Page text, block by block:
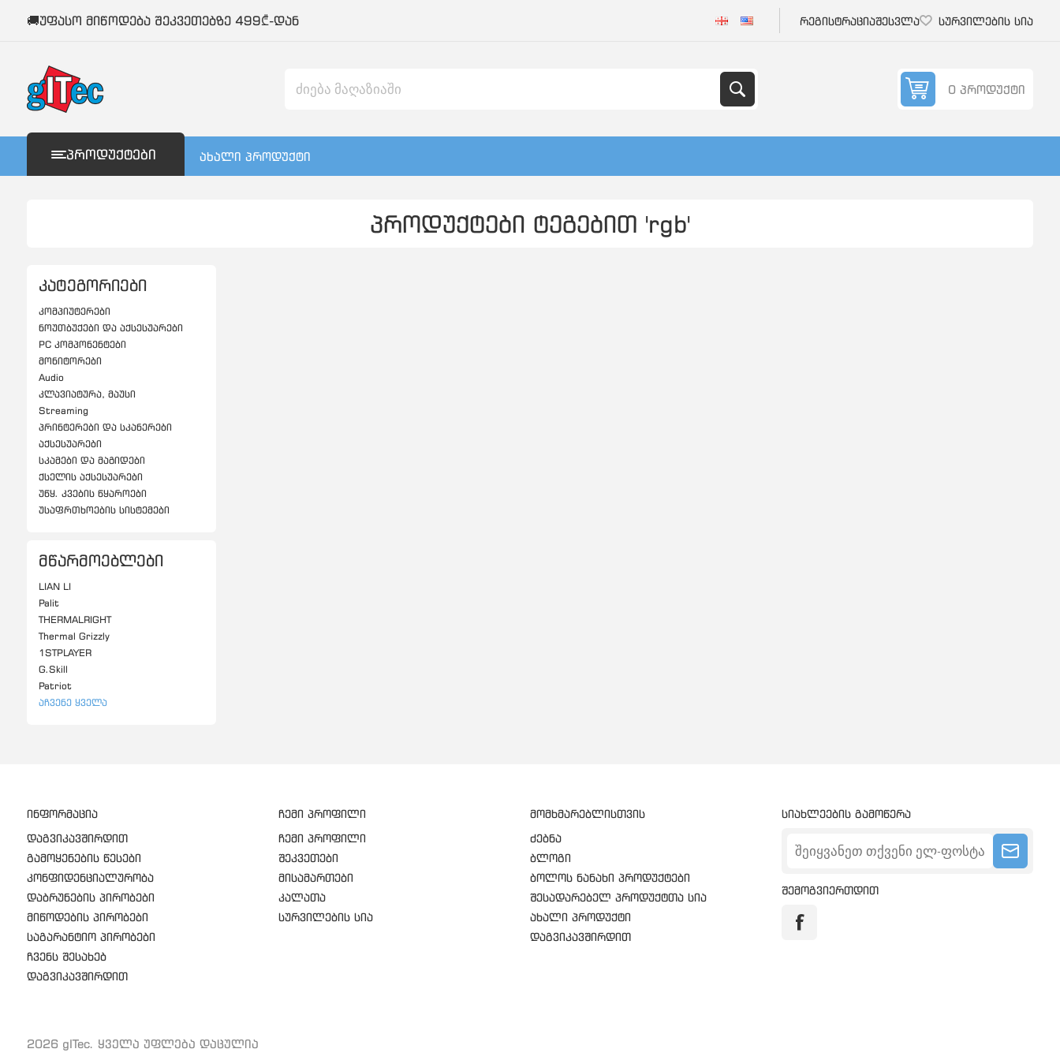
🚚უფასო მიწოდება შეკვეთებზე 499₾-დან რეგისტრაციაშესვლა სურვილების სია
0 პროდუქტი
ᲞᲠᲝᲓᲣᲥᲢᲔᲑᲘ ახალი პროდუქტი
კატეგორიები
კომპიუტერები
ნოუთბუქები და აქსესუარები
PC კომპონენტები
მონიტორები
Audio
კლავიატურა, მაუსი
Streaming
პრინტერები და სკანერები
აქსესუარები
სკამები და მაგიდები
ქსელის აქსესუარები
უწყ. კვების წყაროები
უსაფრთხოების სისტემები
მწარმოებლები
LIAN LI
Palit
THERMALRIGHT
Thermal Grizzly
1STPLAYER
G.Skill
Patriot
Აჩვენე Ყველა
პროდუქტები ტეგებით 'rgb'
ინფორმაცია
დაგვიკავშირდით
გამოყენების წესები
კონფიდენციალურობა
დაბრუნების პირობები
მიწოდების პირობები
საგარანტიო პირობები
ჩვენს შესახებ
დაგვიკავშირდით
ჩემი პროფილი
ჩემი პროფილი
შეკვეთები
მისამართები
კალათა
სურვილების სია
მომხმარებლისთვის
ძებნა
ბლოგი
ბოლოს ნანახი პროდუქტები
შესადარებელ პროდუქტთა სია
ახალი პროდუქტი
დაგვიკავშირდით
სიახლეების გამოწერა
შემოგვიერთდით
2026 gITec. ყველა უფლება დაცულია